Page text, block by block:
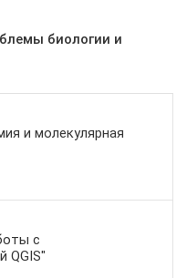
биологии и
и молекулярная
с
QGIS"